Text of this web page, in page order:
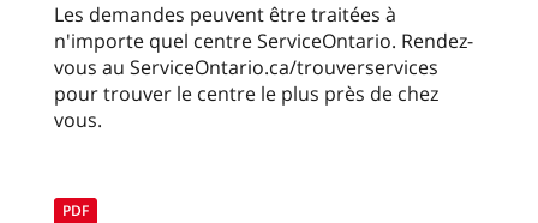
Les demandes peuvent être traitées à
n'importe quel centre ServiceOntario. Rendez-
vous au ServiceOntario.ca/trouverservices
pour trouver le centre le plus près de chez
vous.
PDF